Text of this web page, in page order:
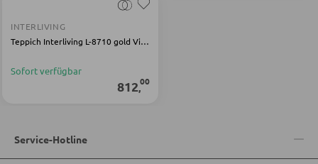
Badezimmerschränke
Badezimmerspiegel
GARDEROBEN
INTERLIVING
Teppich Interliving L-8710 gold Viskose/Polyacryl
Sofort verfügbar
812,00
Service-Hotline